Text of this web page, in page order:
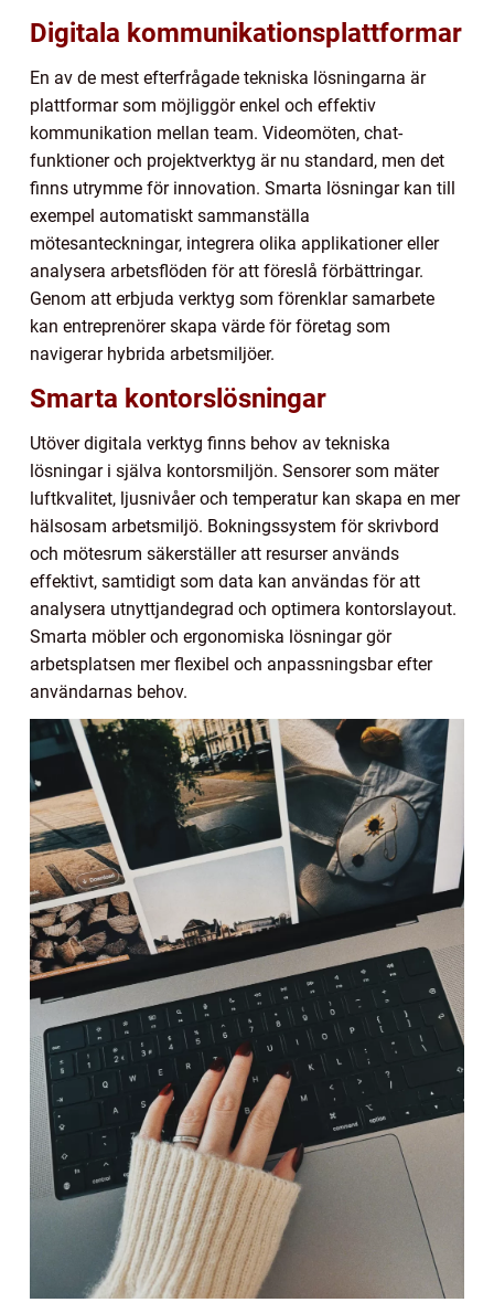
Digitala kommunikationsplattformar
En av de mest efterfrågade tekniska lösningarna är
plattformar som möjliggör enkel och effektiv
kommunikation mellan team. Videomöten, chat-
funktioner och projektverktyg är nu standard, men det
finns utrymme för innovation. Smarta lösningar kan till
exempel automatiskt sammanställa
mötesanteckningar, integrera olika applikationer eller
analysera arbetsflöden för att föreslå förbättringar.
Genom att erbjuda verktyg som förenklar samarbete
kan entreprenörer skapa värde för företag som
navigerar hybrida arbetsmiljöer.
Smarta kontorslösningar
Utöver digitala verktyg finns behov av tekniska
lösningar i själva kontorsmiljön. Sensorer som mäter
luftkvalitet, ljusnivåer och temperatur kan skapa en mer
hälsosam arbetsmiljö. Bokningssystem för skrivbord
och mötesrum säkerställer att resurser används
effektivt, samtidigt som data kan användas för att
analysera utnyttjandegrad och optimera kontorslayout.
Smarta möbler och ergonomiska lösningar gör
arbetsplatsen mer flexibel och anpassningsbar efter
användarnas behov.